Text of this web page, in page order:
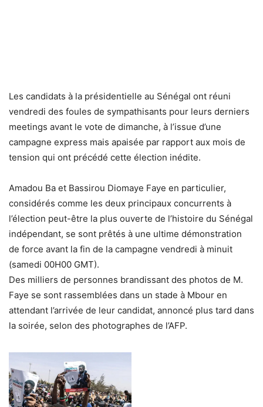
Les candidats à la présidentielle au Sénégal ont réuni
vendredi des foules de sympathisants pour leurs derniers
meetings avant le vote de dimanche, à l’issue d’une
campagne express mais apaisée par rapport aux mois de
tension qui ont précédé cette élection inédite.
Amadou Ba et Bassirou Diomaye Faye en particulier,
considérés comme les deux principaux concurrents à
l’élection peut-être la plus ouverte de l’histoire du Sénégal
indépendant, se sont prêtés à une ultime démonstration
de force avant la fin de la campagne vendredi à minuit
(samedi 00H00 GMT).
Des milliers de personnes brandissant des photos de M.
Faye se sont rassemblées dans un stade à Mbour en
attendant l’arrivée de leur candidat, annoncé plus tard dans
la soirée, selon des photographes de l’AFP.